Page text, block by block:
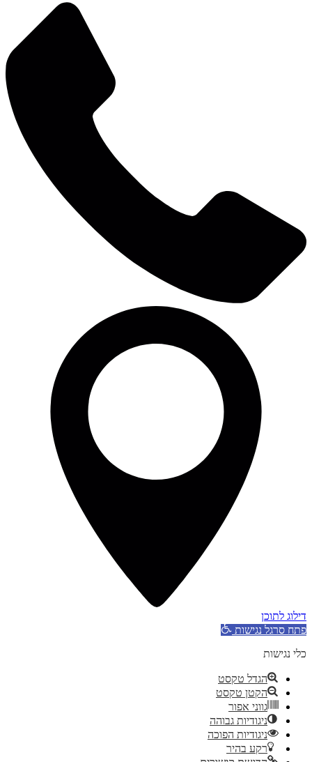
דילוג לתוכן
פתח סרגל נגישות
כלי נגישות
הגדל טקסט
הקטן טקסט
גווני אפור
ניגודיות גבוהה
ניגודיות הפוכה
רקע בהיר